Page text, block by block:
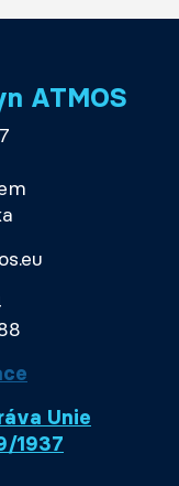
ATMOS
Unie
1937